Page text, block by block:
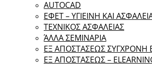
ΑUTOCAD
ΕΦΕΤ – ΥΓΙΕΙΝΗ ΚΑΙ
ΤΕΧΝΙΚΟΣ ΑΣΦΑΛΕΙΑΣ
ΆΛΛΑ ΣΕΜΙΝΑΡΙΑ
EΞ ΑΠΟΣΤΑΣΕΩΣ ΣΥΓΧΡΟΝΗ
ΕΞ ΑΠΟΣΤΑΣΕΩΣ –